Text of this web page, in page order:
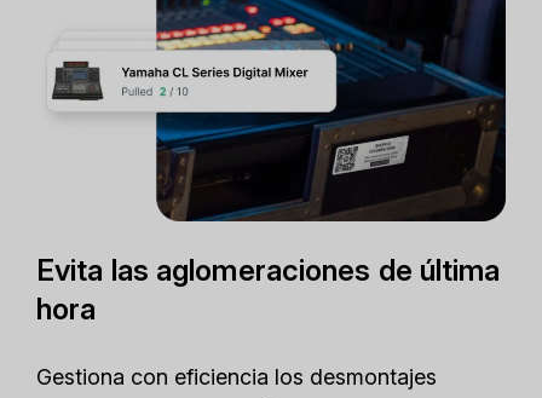
Evita las aglomeraciones de última
hora
Gestiona con eficiencia los desmontajes